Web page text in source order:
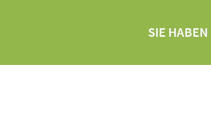
SIE HABEN